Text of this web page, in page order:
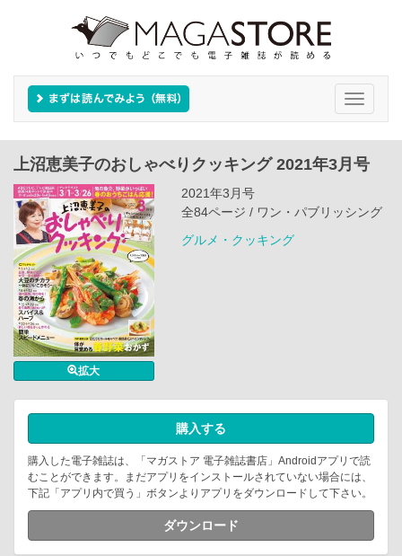
Toggle
上沼恵美子のおしゃべりクッキング 2021年3月号
拡大
2021年3月号
全84ページ / ワン・パブリッシング
グルメ・クッキング
購入する
購入した電子雑誌は、「マガストア 電子雑誌書店」Androidアプリで読
むことができます。まだアプリをインストールされていない場合には、
下記「アプリ内で買う」ボタンよりアプリをダウンロードして下さい。
ダウンロード